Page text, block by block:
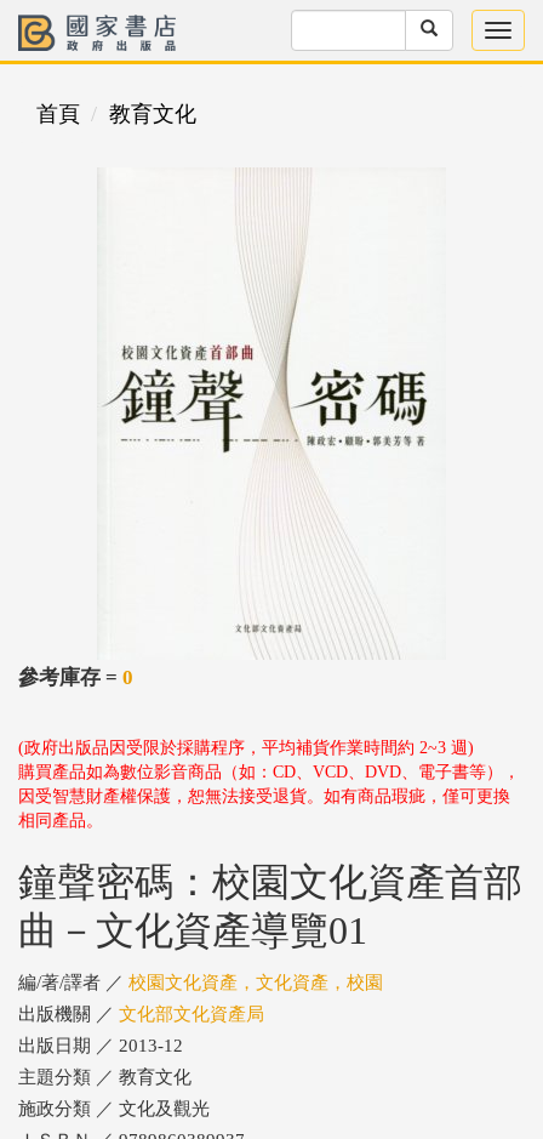
首頁 教育文化
參考庫存 = 0
(政府出版品因受限於採購程序，平均補貨作業時間約 2~3 週)
購買產品如為數位影音商品（如：CD、VCD、DVD、電子書等），
因受智慧財產權保護，恕無法接受退貨。如有商品瑕疵，僅可更換
相同產品。
鐘聲密碼：校園文化資產首部
曲－文化資產導覽01
編/著/譯者 ／ 校園文化資產，文化資產，校園
出版機關 ／ 文化部文化資產局
出版日期 ／ 2013-12
主題分類 ／ 教育文化
施政分類 ／ 文化及觀光